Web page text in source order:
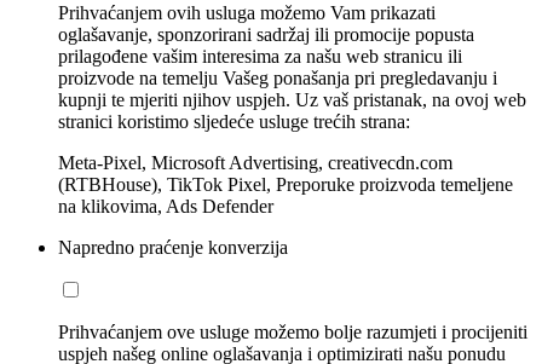
Prihvaćanjem ovih usluga možemo Vam prikazati
oglašavanje, sponzorirani sadržaj ili promocije popusta
prilagođene vašim interesima za našu web stranicu ili
proizvode na temelju Vašeg ponašanja pri pregledavanju i
kupnji te mjeriti njihov uspjeh. Uz vaš pristanak, na ovoj web
stranici koristimo sljedeće usluge trećih strana:
Meta-Pixel, Microsoft Advertising, creativecdn.com
(RTBHouse), TikTok Pixel, Preporuke proizvoda temeljene
na klikovima, Ads Defender
Napredno praćenje konverzija
Prihvaćanjem ove usluge možemo bolje razumjeti i procijeniti
uspjeh našeg online oglašavanja i optimizirati našu ponudu